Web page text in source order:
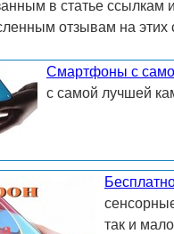
в статье
отзывам на этих
Смартфоны с
с самой лучшей
так и